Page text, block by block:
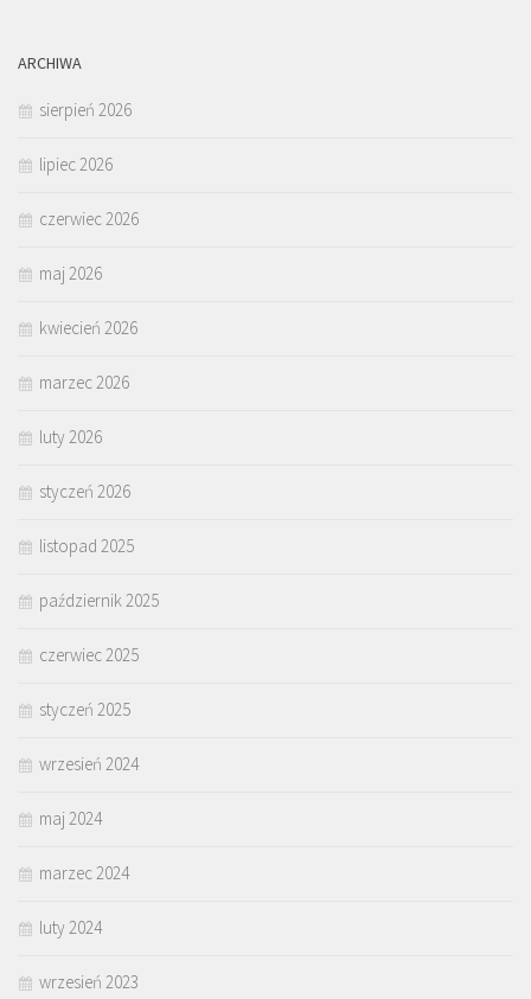
ARCHIWA
sierpień 2026
lipiec 2026
czerwiec 2026
maj 2026
kwiecień 2026
marzec 2026
luty 2026
styczeń 2026
listopad 2025
październik 2025
czerwiec 2025
styczeń 2025
wrzesień 2024
maj 2024
marzec 2024
luty 2024
wrzesień 2023